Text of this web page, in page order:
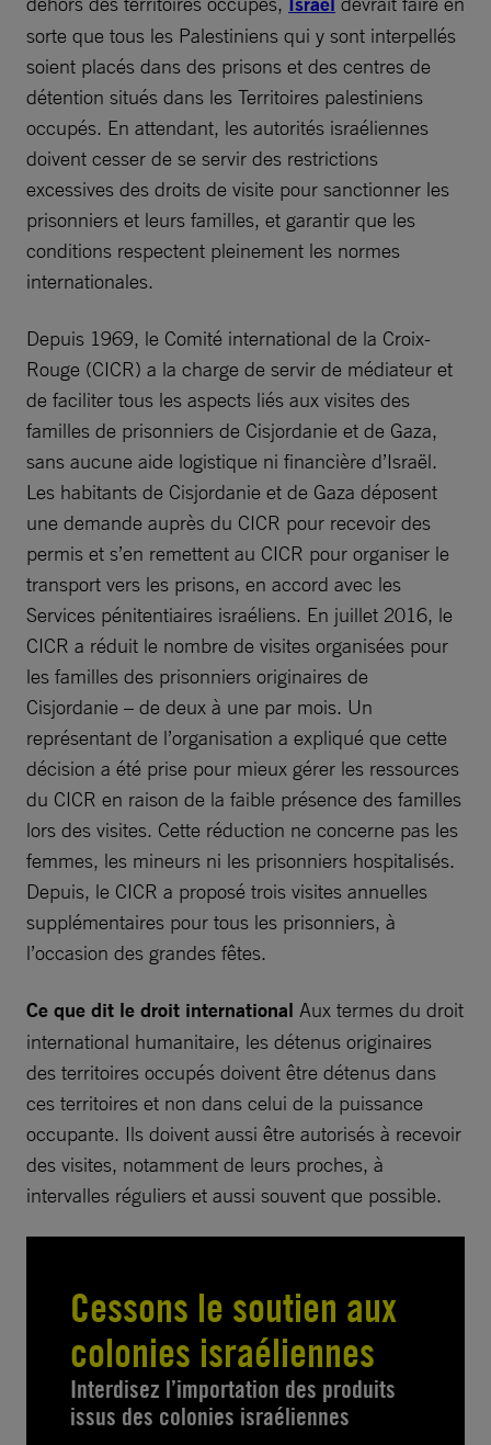
sorte que tous les Palestiniens qui y sont interpellés
soient placés dans des prisons et des centres de
détention situés dans les Territoires palestiniens
occupés. En attendant, les autorités israéliennes
doivent cesser de se servir des restrictions
excessives des droits de visite pour sanctionner les
prisonniers et leurs familles, et garantir que les
conditions respectent pleinement les normes
internationales.
Depuis 1969, le Comité international de la Croix-
Rouge (CICR) a la charge de servir de médiateur et
de faciliter tous les aspects liés aux visites des
familles de prisonniers de Cisjordanie et de Gaza,
sans aucune aide logistique ni financière d’Israël.
Les habitants de Cisjordanie et de Gaza déposent
une demande auprès du CICR pour recevoir des
permis et s’en remettent au CICR pour organiser le
transport vers les prisons, en accord avec les
Services pénitentiaires israéliens. En juillet 2016, le
CICR a réduit le nombre de visites organisées pour
les familles des prisonniers originaires de
Cisjordanie – de deux à une par mois. Un
représentant de l’organisation a expliqué que cette
décision a été prise pour mieux gérer les ressources
du CICR en raison de la faible présence des familles
lors des visites. Cette réduction ne concerne pas les
femmes, les mineurs ni les prisonniers hospitalisés.
Depuis, le CICR a proposé trois visites annuelles
supplémentaires pour tous les prisonniers, à
l’occasion des grandes fêtes.
Ce que dit le droit international Aux termes du droit
international humanitaire, les détenus originaires
des territoires occupés doivent être détenus dans
ces territoires et non dans celui de la puissance
occupante. Ils doivent aussi être autorisés à recevoir
des visites, notamment de leurs proches, à
intervalles réguliers et aussi souvent que possible.
Cessons le soutien aux
colonies israéliennes
Interdisez l’importation des produits
issus des colonies israéliennes